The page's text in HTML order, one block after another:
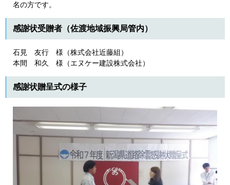
名の方です。
感謝状受贈者（佐渡地域振興局管内）
石見 友行 様（株式会社近藤組）
本間 和久 様（エヌケー建設株式会社）
感謝状贈呈式の様子